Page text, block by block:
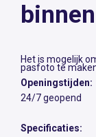
Het is mogelijk
pasfoto te
Openingstijden:
24/7 geopend
Specificaties: